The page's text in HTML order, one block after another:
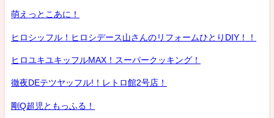
萌えっとこあに！
ヒロシッフル！ヒロシデース山さんのリフォームひとりDIY！！
ヒロユキユキッフルMAX！スーパークッキング！
徹夜DEテツヤッフル!！レトロ館2号店！
剛Q超児ともっふる！